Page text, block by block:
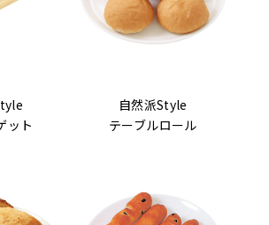
ット
自然派Style
テーブルロール